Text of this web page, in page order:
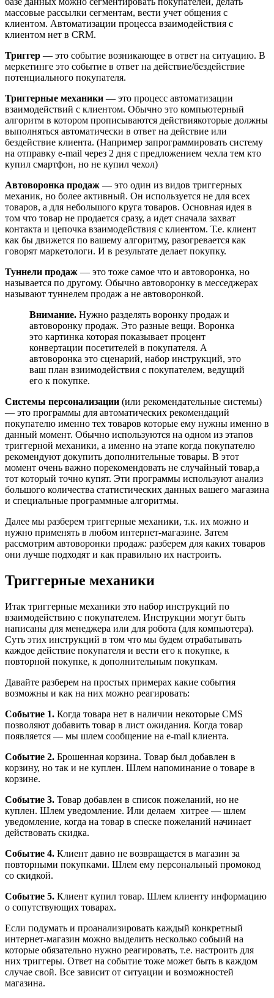
массовые рассылки сегментам, вести учет общения с
клиентом. Автоматизации процесса взаимодействия с
клиентом нет в CRM.
Триггер — это событие возникающее в ответ на ситуацию. В
меркетинге это событие в ответ на действие/бездействие
потенциального покупателя.
Триггерные механики — это процесс автоматизации
взаимодействий с клиентом. Обычно это компьютерный
алгоритм в котором прописываются действиякоторые должны
выполняться автоматически в ответ на действие или
бездействие клиента. (Например запрограммировать систему
на отправку e-mail через 2 дня с предложением чехла тем кто
купил смартфон, но не купил чехол)
Автоворонка продаж — это один из видов триггерных
механик, но более активный. Он используется не для всех
товаров, а для небольшого круга товаров. Основная идея в
том что товар не продается сразу, а идет сначала захват
контакта и цепочка взаимодействия с клиентом. Т.е. клиент
как бы движется по вашему алгоритму, разогревается как
говорят маркетологи. И в результате делает покупку.
Туннели продаж — это тоже самое что и автоворонка, но
называется по другому. Обычно автоворонку в месседжерах
называют туннелем продаж а не автоворонкой.
Внимание. Нужно разделять воронку продаж и
автоворонку продаж. Это разные вещи. Воронка
это картинка которая показывает процент
конвертации посетителей в покупателя. А
автоворонка это сценарий, набор инструкций, это
ваш план взиимодействия с покупателем, ведущий
его к покупке.
Системы персонализации (или рекомендательные системы)
— это программы для автоматических рекомендаций
покупателю именно тех товаров которые ему нужны именно в
данный момент. Обычно используются на одном из этапов
триггерной механики, а именно на этапе когда покупателю
рекомендуют докупить дополнительные товары. В этот
момент очень важно порекомендовать не случайный товар,а
тот который точно купят. Эти программы используют анализ
большого количества статистических данных вашего магазина
и специальные программные алгоритмы.
Далее мы разберем триггерные механики, т.к. их можно и
нужно применять в любом интернет-магазине. Затем
рассмотрим автоворонки продаж: разберем для каких товаров
они лучше подходят и как правильно их настроить.
Триггерные механики
Итак триггерные механики это набор инструкций по
взаимодействию с покупателем. Инструкции могут быть
написаны для менеджера или для робота (для компьютера).
Суть этих инструкций в том что мы будем отрабатывать
каждое действие покупателя и вести его к покупке, к
повторной покупке, к дополнительным покупкам.
Давайте разберем на простых примерах какие события
возможны и как на них можно реагировать:
Событие 1. Когда товара нет в наличии некоторые CMS
позволяют добавить товар в лист ожидания. Когда товар
появляется — мы шлем сообщение на e-mail клиента.
Событие 2. Брошенная корзина. Товар был добавлен в
корзину, но так и не куплен. Шлем напоминание о товаре в
корзине.
Событие 3. Товар добавлен в список пожеланий, но не
куплен. Шлем уведомление. Или делаем хитрее — шлем
уведомление, когда на товар в спеске пожеланий начинает
действовать скидка.
Событие 4. Клиент давно не возвращается в магазин за
повторными покупками. Шлем ему персональный промокод
со скидкой.
Событие 5. Клиент купил товар. Шлем клиенту информацию
о сопутствующих товарах.
Если подумать и проанализировать каждый конкретный
интернет-магазин можно выделить несколько собыий на
которые обязательно нужно реагировать, т.е. настроить для
них триггеры. Ответ на событие тоже может быть в каждом
случае свой. Все зависит от ситуации и возможностей
магазина.